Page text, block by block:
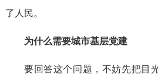
了人民。
为什么需要城市基层党建
要回答这个问题，不妨先把目